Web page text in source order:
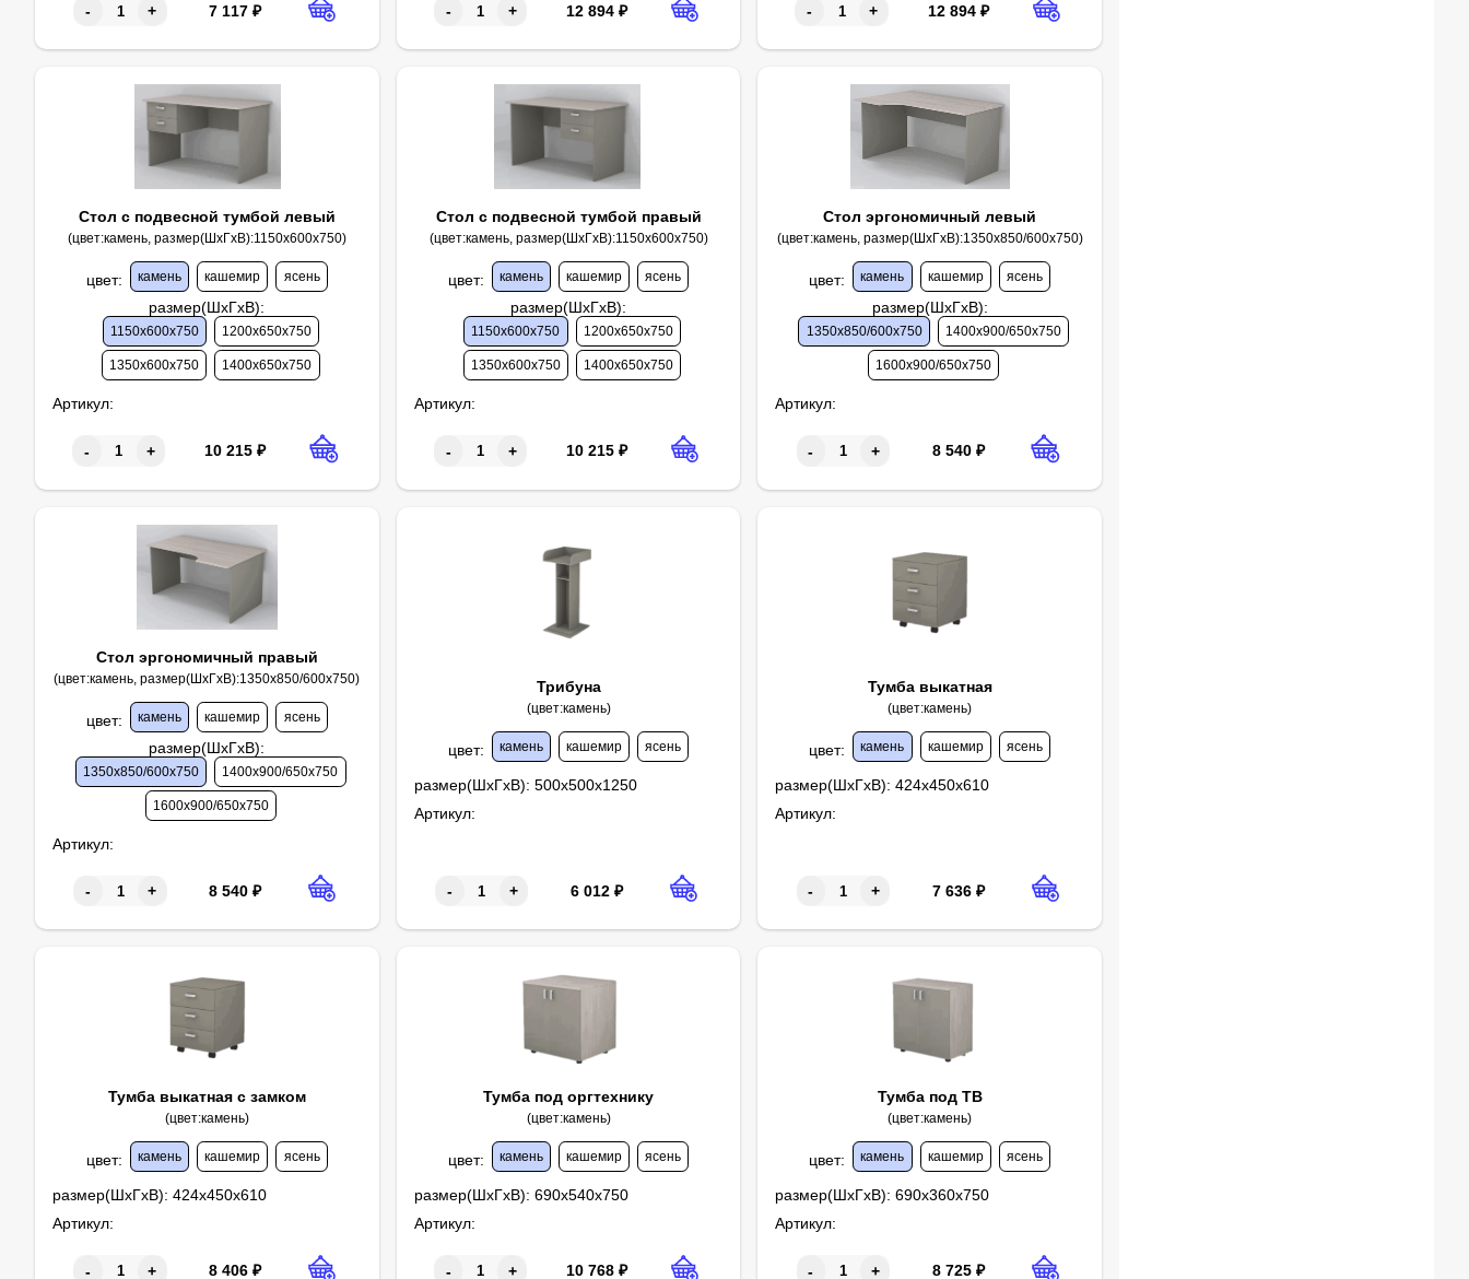
- + 7 117 ₽ - + 12 894 ₽ - + 12 894₽
Стол с подвесной тумбой левый
(цвет:камень, размер(ШхГхВ):1150х600х750)
цвет: камень кашемир ясень
размер(ШхГхВ):
1150х600х750 1200х650х750
1350х600х750 1400х650х750
Артикул:
- + 10 215 ₽
Стол с подвесной тумбой правый
(цвет:камень, размер(ШхГхВ):1150х600х750)
цвет: камень кашемир ясень
размер(ШхГхВ):
1150х600х750 1200х650х750
1350х600х750 1400х650х750
Артикул:
- + 10 215 ₽
Стол эргономичный левый
(цвет:камень, размер(ШхГхВ):1350х850/600х750)
цвет: камень кашемир ясень
размер(ШхГхВ):
1350х850/600х750 1400х900/650х750
1600х900/650х750
Артикул:
- + 8 540₽
Стол эргономичный правый
(цвет:камень, размер(ШхГхВ):1350х850/600х750)
цвет: камень кашемир ясень
размер(ШхГхВ):
1350х850/600х750 1400х900/650х750
1600х900/650х750
Артикул:
- + 8 540 ₽
Трибуна
(цвет:камень)
цвет: камень кашемир ясень
размер(ШхГхВ): 500х500х1250
Артикул:
- + 6 012₽
Тумба выкатная
(цвет:камень)
цвет: камень кашемир ясень
размер(ШхГхВ):424х450х610
Артикул:
- + 7 636₽
Тумба выкатная с замком
(цвет:камень)
цвет: камень кашемир ясень
размер(ШхГхВ):424х450х610
Артикул:
- + 8 406 ₽
Тумба под оргтехнику
(цвет:камень)
цвет: камень кашемир ясень
размер(ШхГхВ): 690х540х750
Артикул:
- + 10 768 ₽
Тумба под ТВ
(цвет:камень)
цвет: камень кашемир ясень
размер(ШхГхВ):690х360х750
Артикул:
- + 8 725₽